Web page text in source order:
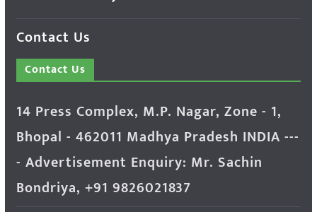
Contact Us
Contact Us
14 Press Complex, M.P. Nagar, Zone - 1,
Bhopal - 462011 Madhya Pradesh INDIA ---
- Advertisement Enquiry: Mr. Sachin
Bondriya, +91 9826021837